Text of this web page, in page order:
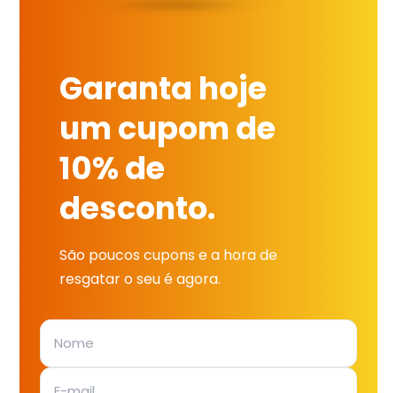
Garanta hoje
um cupom de
10% de
desconto.
São poucos cupons e a hora de
resgatar o seu é agora.